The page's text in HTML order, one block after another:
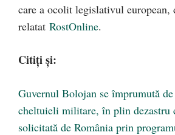
care a ocolit legislativul european,
relatat RostOnline.
Citiți și:
Guvernul Bolojan se împrumută
cheltuieli militare, în plin dezastru
solicitată de România prin